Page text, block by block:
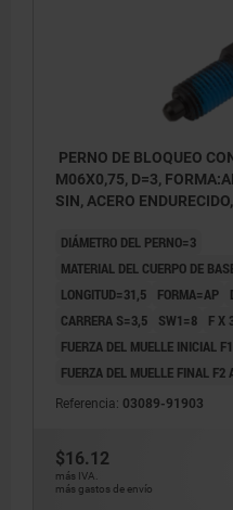
Forma AP: sin ranura
Forma CP: sin ranura
PERNO DE BLOQUEO
M06X0,75, D=3,
SIN, ACERO
DIÁMETRO DEL PERNO=3
MATERIAL DEL CUERPO DE
LONGITUD=31,5
FORMA=AP
CARRERA S=3,5
SW1=8
F X
FUERZA DEL MUELLE INICIAL
FUERZA DEL MUELLE FINAL F2
Referencia: 03089-91903
$16.12
más IVA.
más gastos de envío